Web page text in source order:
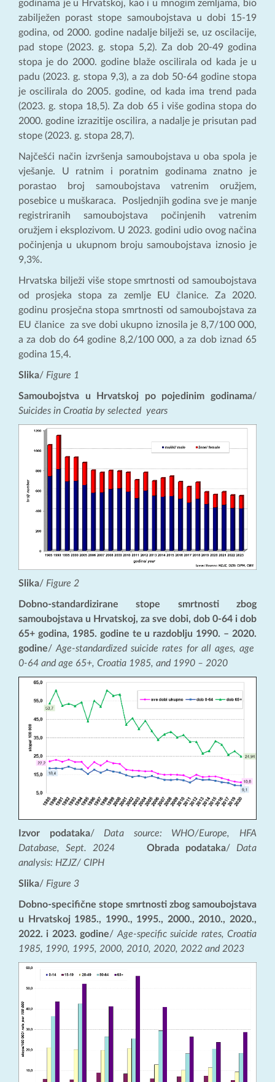
godinama je u Hrvatskoj, kao i u mnogim zemljama, bio
zabilježen porast stope samoubojstava u dobi 15-19
godina, od 2000. godine nadalje bilježi se, uz oscilacije,
pad stope (2023. g. stopa 5,2). Za dob 20-49 godina
stopa je do 2000. godine blaže oscilirala od kada je u
padu (2023. g. stopa 9,3), a za dob 50-64 godine stopa
je oscilirala do 2005. godine, od kada ima trend pada
(2023. g. stopa 18,5). Za dob 65 i više godina stopa do
2000. godine izrazitije oscilira, a nadalje je prisutan pad
stope (2023. g. stopa 28,7).
Najčešći način izvršenja samoubojstava u oba spola je
vješanje. U ratnim i poratnim godinama znatno je
porastao broj samoubojstava vatrenim oružjem,
posebice u muškaraca. Posljednjih godina sve je manje
registriranih samoubojstava počinjenih vatrenim
oružjem i eksplozivom. U 2023. godini udio ovog načina
počinjenja u ukupnom broju samoubojstava iznosio je
9,3%.
Hrvatska bilježi više stope smrtnosti od samoubojstava
od prosjeka stopa za zemlje EU članice. Za 2020.
godinu prosječna stopa smrtnosti od samoubojstava za
EU članice za sve dobi ukupno iznosila je 8,7/100 000,
a za dob do 64 godine 8,2/100 000, a za dob iznad 65
godina 15,4.
Slika/ Figure 1
Samoubojstva u Hrvatskoj po pojedinim godinama/
Suicides in Croatia by selected years
Slika/ Figure 2
Dobno-standardizirane stope smrtnosti zbog
samoubojstava u Hrvatskoj, za sve dobi, dob 0-64 i dob
65+ godina, 1985. godine te u razdoblju 1990. – 2020.
godine/Age-standardized suicide rates for all ages, age
0-64 and age 65+, Croatia 1985, and 1990 – 2020
Izvor podataka/ Data source: WHO/Europe, HFA
Database, Sept. 2024
Obrada podataka/ Data
analysis: HZJZ/ CIPH
Slika/ Figure 3
Dobno-specifične stope smrtnosti zbog samoubojstava
u Hrvatskoj 1985., 1990., 1995., 2000., 2010., 2020.,
2022. i 2023. godine/ Age-specific suicide rates, Croatia
1985, 1990, 1995, 2000, 2010, 2020, 2022 and 2023